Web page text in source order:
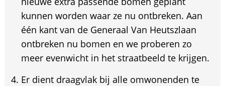
kunnen worden waar ze nu ontbreken. Aan
één kant van de Generaal Van Heutszlaan
ontbreken nu bomen en we proberen zo
meer evenwicht in het straatbeeld te krijgen.
Er dient draagvlak bij alle omwonenden te